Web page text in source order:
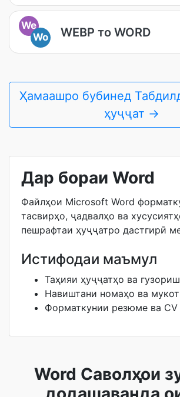
We
Wo
WEBP то WORD
Ҳамаашро бубинед
ҳуҷҷат →
Дар бораи Word
Файлҳои Microsoft Word
тасвирҳо, ҷадвалҳо ва
пешрафтаи ҳуҷҷатро дастгирӣ
Истифодаи маъмул
Таҳияи ҳуҷҷатҳо ва
Навиштани номаҳо ва
Форматкунии резюме ва CV
Word Саволҳои